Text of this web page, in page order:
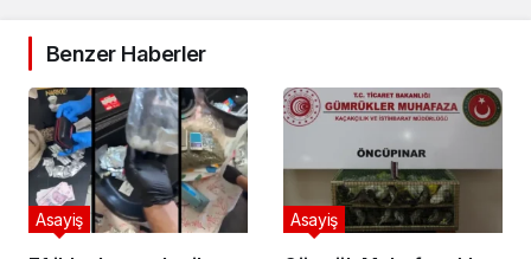
Benzer Haberler
Asayiş Asayiş